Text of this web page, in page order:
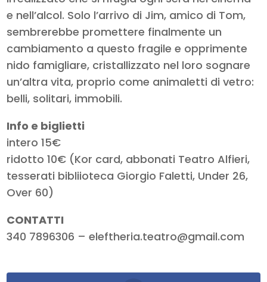
e nell’alcol. Solo l’arrivo di Jim, amico di Tom,
sembrerebbe promettere finalmente un
cambiamento a questo fragile e opprimente
nido famigliare, cristallizzato nel loro sognare
un’altra vita, proprio come animaletti di vetro:
belli, solitari, immobili.
Info e biglietti
intero 15€
ridotto 10€ (Kor card, abbonati Teatro Alfieri,
tesserati bibliioteca Giorgio Faletti, Under 26,
Over 60)
CONTATTI
340 7896306 – eleftheria.teatro@gmail.com